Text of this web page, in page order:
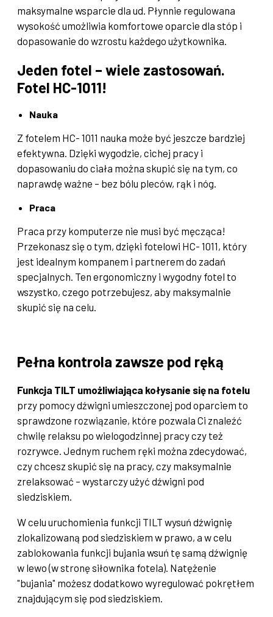
maksymalne wsparcie dla ud. Płynnie regulowana
wysokość umożliwia komfortowe oparcie dla stóp i
dopasowanie do wzrostu każdego użytkownika.
Jeden fotel – wiele zastosowań.
Fotel HC-1011!
Nauka
Z fotelem HC- 1011 nauka może być jeszcze bardziej
efektywna. Dzięki wygodzie, cichej pracy i
dopasowaniu do ciała można skupić się na tym, co
naprawdę ważne – bez bólu pleców, rąk i nóg.
Praca
Praca przy komputerze nie musi być męcząca!
Przekonasz się o tym, dzięki fotelowi HC- 1011, który
jest idealnym kompanem i partnerem do zadań
specjalnych. Ten ergonomiczny i wygodny fotel to
wszystko, czego potrzebujesz, aby maksymalnie
skupić się na celu.
Pełna kontrola zawsze pod ręką
Funkcja TILT umożliwiająca kołysanie się na fotelu
przy pomocy dźwigni umieszczonej pod oparciem to
sprawdzone rozwiązanie, które pozwala Ci znaleźć
chwilę relaksu po wielogodzinnej pracy czy też
rozrywce. Jednym ruchem ręki można zdecydować,
czy chcesz skupić się na pracy, czy maksymalnie
zrelaksować – wystarczy użyć dźwigni pod
siedziskiem.
W celu uruchomienia funkcji TILT wysuń dźwignię
zlokalizowaną pod siedziskiem w prawo, a w celu
zablokowania funkcji bujania wsuń tę samą dźwignię
w lewo (w stronę siłownika fotela). Natężenie
"bujania" możesz dodatkowo wyregulować pokrętłem
znajdującym się pod siedziskiem.